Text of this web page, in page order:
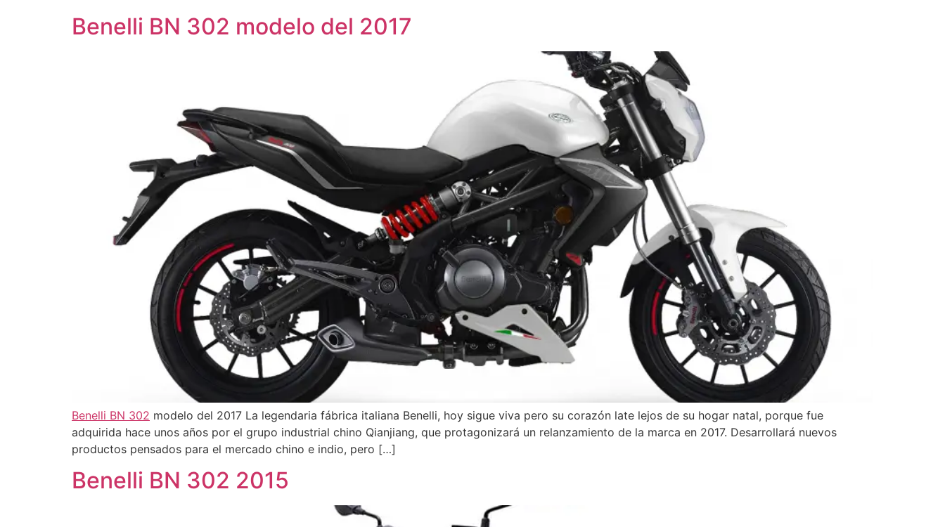
Benelli BN 302 modelo del 2017
Benelli BN 302 modelo del 2017 La legendaria fábrica italiana Benelli, hoy sigue viva pero su corazón late lejos de su hogar natal, porque fue
adquirida hace unos años por el grupo industrial chino Qianjiang, que protagonizará un relanzamiento de la marca en 2017. Desarrollará nuevos
productos pensados para el mercado chino e indio, pero […]
Benelli BN 302 2015